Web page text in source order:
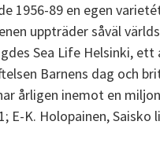
1956-89 en egen
uppträder såväl
Sea Life Helsinki,
Barnens dag och
årligen inemot en
E-K. Holopainen,